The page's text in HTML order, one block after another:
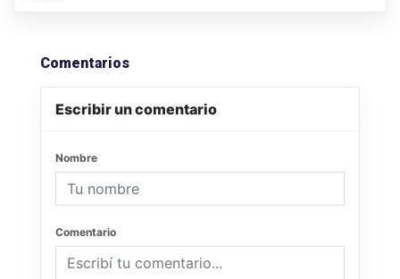
Comentarios
Escribir un comentario
Nombre
Comentario